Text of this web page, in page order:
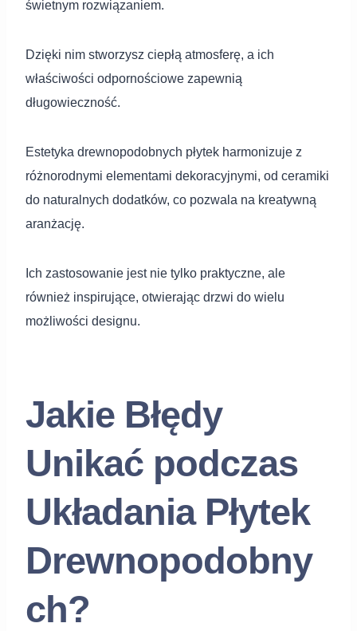
świetnym rozwiązaniem.
Dzięki nim stworzysz ciepłą atmosferę, a ich
właściwości odpornościowe zapewnią
długowieczność.
Estetyka drewnopodobnych płytek harmonizuje z
różnorodnymi elementami dekoracyjnymi, od ceramiki
do naturalnych dodatków, co pozwala na kreatywną
aranżację.
Ich zastosowanie jest nie tylko praktyczne, ale
również inspirujące, otwierając drzwi do wielu
możliwości designu.
Jakie Błędy
Unikać podczas
Układania Płytek
Drewnopodobny
ch?